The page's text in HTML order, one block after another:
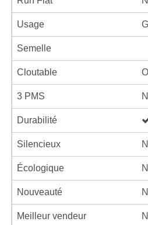
Usage
Semelle
Cloutable
3 PMS
Durabilité
Silencieux
Écologique
Nouveauté
Meilleur vendeur